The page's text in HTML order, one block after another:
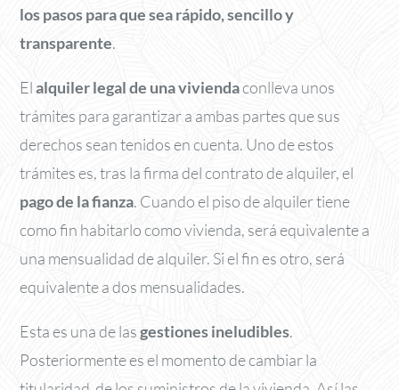
los pasos para que sea rápido, sencillo y
transparente.
Elalquiler legal de una viviendaconlleva unos
trámites para garantizar a ambas partes que sus
derechos sean tenidos en cuenta. Uno de estos
trámites es, tras la firma del contrato de alquiler, el
pago de la fianza. Cuando el piso de alquiler tiene
como fin habitarlo como vivienda, será equivalente a
una mensualidad de alquiler. Si el fin es otro, será
equivalente a dos mensualidades.
Esta es una de lasgestiones ineludibles.
Posteriormente es el momento de cambiar la